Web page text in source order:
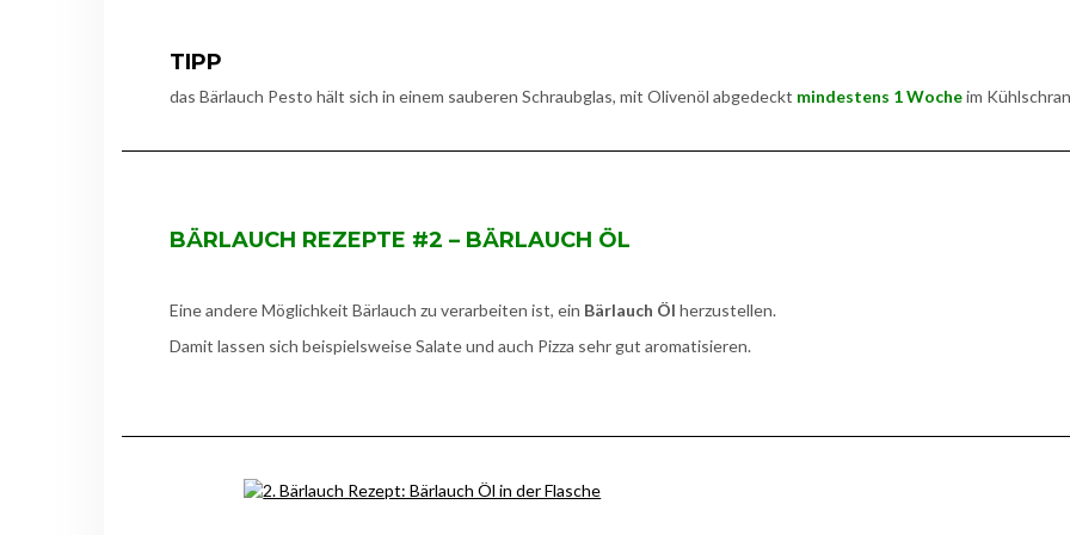
TIPP
das Bärlauch Pesto hält sich in einem sauberen Schraubglas, mit Olivenöl abgedeckt mindestens 1 Wocheim
BÄRLAUCH REZEPTE #2 – BÄRLAUCH ÖL
Eine andere Möglichkeit Bärlauch zu verarbeiten ist, ein Bärlauch Öl herzustellen.
Damit lassen sich beispielsweise Salate und auch Pizza sehr gut aromatisieren.